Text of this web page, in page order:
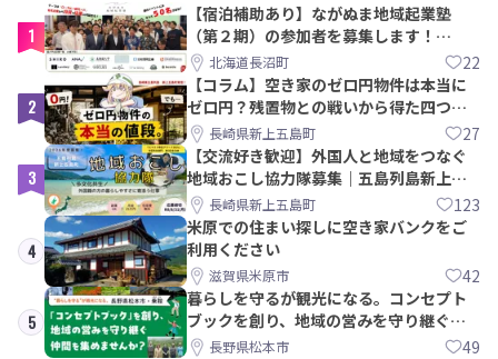
1
【宿泊補助あり】ながぬま地域起業塾
（第２期）の参加者を募集します！
【8/21〆】
北海道長沼町 22
2
【コラム】空き家のゼロ円物件は本当に
ゼロ円？残置物との戦いから得た四つの
教訓｜新上五島町
長崎県新上五島町 27
3
【交流好き歓迎】外国人と地域をつなぐ
地域おこし協力隊募集｜五島列島新上五
島町長崎県新上五島町 123
4
米原での住まい探しに空き家バンクをご
利用ください
滋賀県米原市 42
5
暮らしを守るが観光になる。コンセプト
ブックを創り、地域の営みを守り継ぐ仲
間を集めませんか？
長野県松本市 49